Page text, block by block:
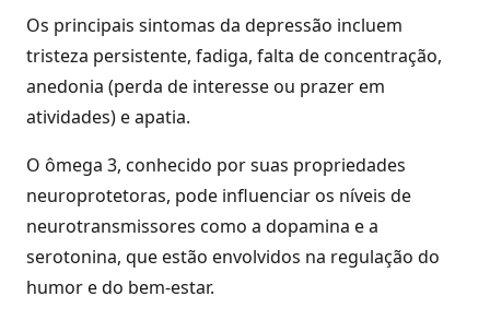
Os principais sintomas da depressão incluem
tristeza persistente, fadiga, falta de concentração,
anedonia (perda de interesse ou prazer em
atividades) e apatia.
O ômega 3, conhecido por suas propriedades
neuroprotetoras, pode influenciar os níveis de
neurotransmissores como a dopamina e a
serotonina, que estão envolvidos na regulação do
humor e do bem-estar.